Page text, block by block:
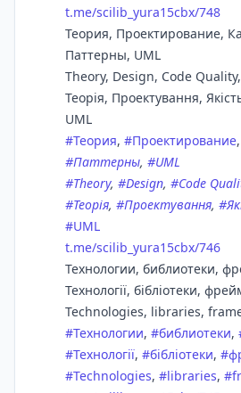
t.me/scilib_yura15cbx/748
Теория, Проектирование,
Паттерны, UML
Theory, Design, Code
Теорія, Проектування,
UML
#Теория, #Проектирование,
#Паттерны, #UML
#Theory, #Design, #Code
#Теорія, #Проектування, #
#UML
t.me/scilib_yura15cbx/746
Технологии, библиотеки,
Технології, бібліотеки,
Technologies, libraries,
#Технологии, #библиотеки,
#Технології, #бібліотеки, #
#Technologies, #libraries, #